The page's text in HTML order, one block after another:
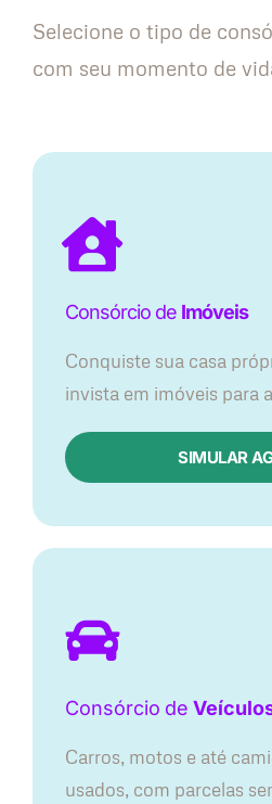
Selecione o tipo de
com seu momento de
Consórcio de Imóveis
Conquiste sua casa
invista em imóveis para
SIMULAR
Consórcio de
Carros, motos e até
usados, com parcelas